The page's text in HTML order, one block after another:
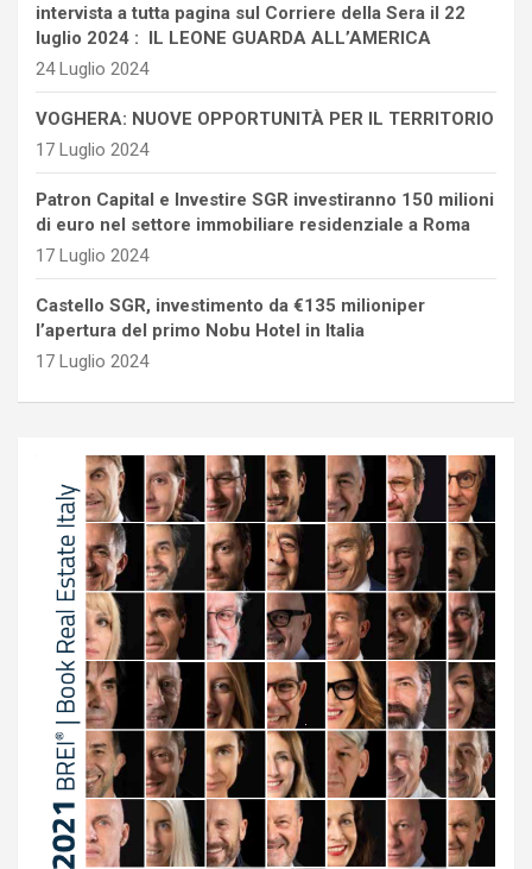
intervista a tutta pagina sul Corriere della Sera il 22
luglio 2024 : IL LEONE GUARDA ALL’AMERICA
24 Luglio 2024
VOGHERA: NUOVE OPPORTUNITÀ PER IL TERRITORIO
17 Luglio 2024
Patron Capital e Investire SGR investiranno 150 milioni
di euro nel settore immobiliare residenziale a Roma
17 Luglio 2024
Castello SGR, investimento da €135 milioniper
l’apertura del primo Nobu Hotel in Italia
17 Luglio 2024